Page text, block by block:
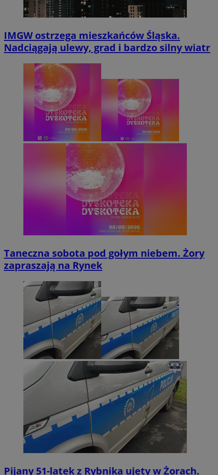
IMGW ostrzega mieszkańców Śląska.
Nadciągają ulewy, grad i bardzo silny wiatr
Taneczna sobota pod gołym niebem. Żory
zapraszają na Rynek
Pijany 51-latek z Rybnika ujęty w Żorach.